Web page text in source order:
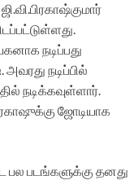
நடிப்பது
நடிப்பில்
நடிக்கவுள்ளார்.
ஜோடியாக
பல படங்களுக்கு தனது